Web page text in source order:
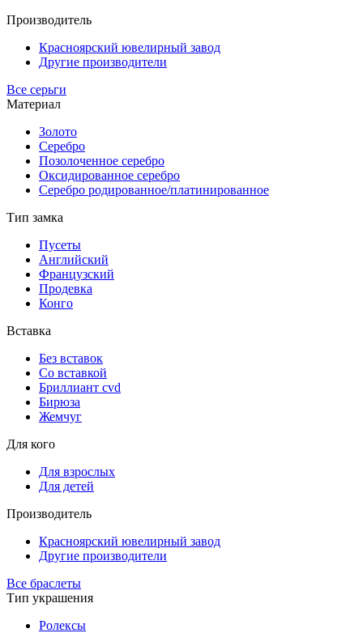
Производитель
Красноярский ювелирный завод
Другие производители
Все серьги
Материал
Золото
Серебро
Позолоченное серебро
Оксидированное серебро
Серебро родированное/платинированное
Тип замка
Пусеты
Английский
Французский
Продевка
Конго
Вставка
Без вставок
Со вставкой
Бриллиант cvd
Бирюза
Жемчуг
Для кого
Для взрослых
Для детей
Производитель
Красноярский ювелирный завод
Другие производители
Все браслеты
Тип украшения
Ролексы